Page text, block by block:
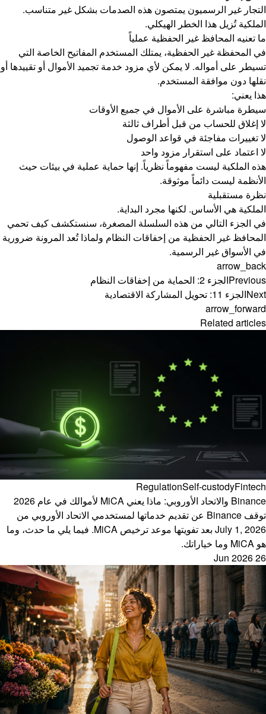
التجار غير الرسميون يمتصون هذه الصدمات بشكل غير متناسب.
الملكية تُزيل هذا الخطر الهيكلي.
ما تعنيه المحافظ غير الحفظية عملياً
في المحفظة غير الحفظية، يمتلك المستخدم المفاتيح الخاصة التي
تسيطر على أمواله. لا يمكن لأي مزود خدمة تجميد الأموال أو تقييدها أو
نقلها دون موافقة المستخدم.
هذا يعني:
سيطرة مباشرة على الأموال في جميع الأوقات
لا إغلاق للحساب من قبل أطراف ثالثة
لا تغييرات مفاجئة في قواعد الوصول
لا اعتماد على استقرار مزود واحد
هذه الملكية ليست مفهوماً نظرياً. إنها حماية عملية في بيئات حيث
الأنظمة ليست دائماً موثوقة.
نظرة مستقبلية
الملكية هي الأساس. لكنها مجرد البداية.
في الجزء التالي من هذه السلسلة المصغرة، سنستكشف كيف تحمي
المحافظ غير الحفظية من إخفاقات النظام ولماذا تُعد المرونة ضرورية
في الأسواق غير الرسمية.
arrow_back
Previousالجزء 2: الحماية من إخفاقات النظام
Nextالجزء 11: تحويل المشاركة الاقتصادية
arrow_forward
Related articles
RegulationSelf-custodyFintech
Binance والاتحاد الأوروبي: ماذا يعني MiCA لأموالك في عام 2026
توقف Binance عن تقديم خدماتها لمستخدمي الاتحاد الأوروبي من
July 1, 2026 بعد تفويتها موعد ترخيص MiCA. فيما يلي ما حدث، وما
هو MiCA وما خياراتك.
26 Jun 2026